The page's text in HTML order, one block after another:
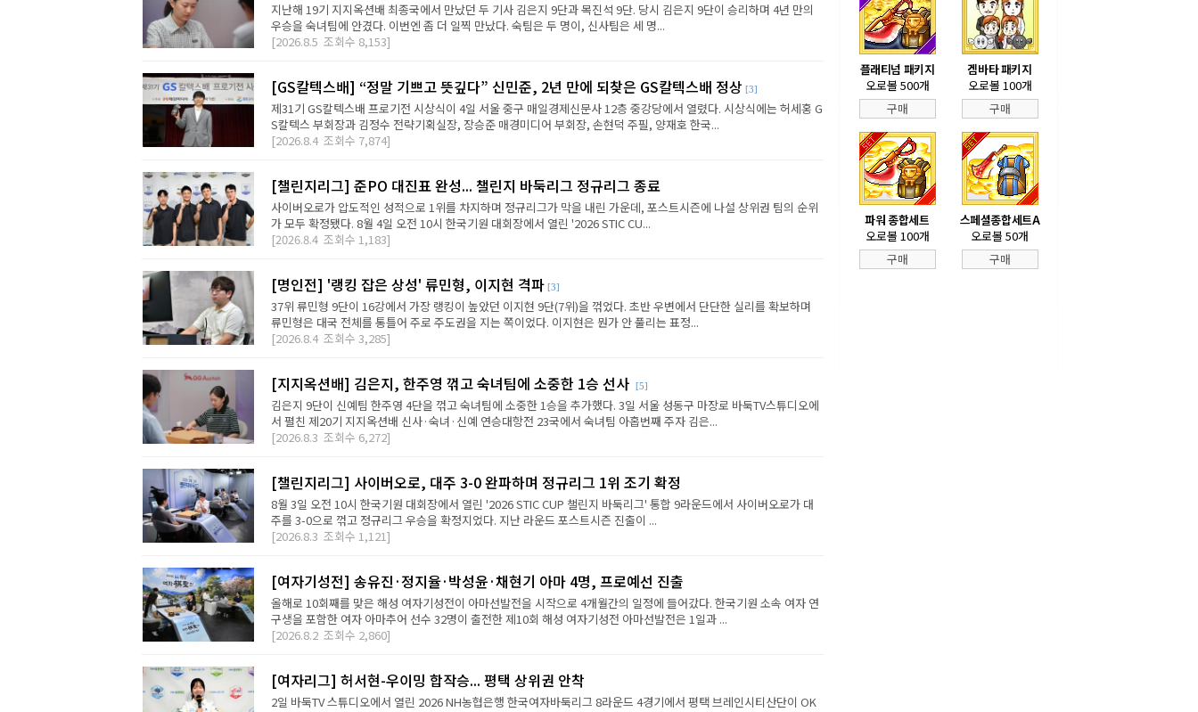
지난해 19기 지지옥션배 최종국에서 만났던 두 기사 김은지 9단과 목진석 9단. 당시 김은지 9단이 승리하며 4년 만의
우승을 숙녀팀에 안겼다. 이번엔 좀 더 일찍 만났다. 숙팀은 두 명이, 신사팀은 세 명...
[2026.8.5 조회수 8,153]
[GS칼텍스배] “정말 기쁘고 뜻깊다” 신민준, 2년 만에 되찾은 GS칼텍스배 정상 [3]
제31기 GS칼텍스배 프로기전 시상식이 4일 서울 중구 매일경제신문사 12층 중강당에서 열렸다. 시상식에는 허세홍 G
S칼텍스 부회장과 김정수 전략기획실장, 장승준 매경미디어 부회장, 손현덕 주필, 양재호 한국...
[2026.8.4 조회수 7,874]
[챌린지리그] 준PO 대진표 완성... 챌린지 바둑리그 정규리그 종료
사이버오로가 압도적인 성적으로 1위를 차지하며 정규리그가 막을 내린 가운데, 포스트시즌에 나설 상위권 팀의 순위
가 모두 확정됐다. 8월 4일 오전 10시 한국기원 대회장에서 열린 '2026 STIC CU...
[2026.8.4 조회수 1,183]
[명인전] '랭킹 잡은 상성' 류민형, 이지현 격파 [3]
37위 류민형 9단이 16강에서 가장 랭킹이 높았던 이지현 9단(7위)을 꺾었다. 초반 우변에서 단단한 실리를 확보하며
류민형은 대국 전체를 통틀어 주로 주도권을 지는 쪽이었다. 이지현은 뭔가 안 풀리는 표정...
[2026.8.4 조회수 3,285]
[지지옥션배] 김은지, 한주영 꺾고 숙녀팀에 소중한 1승 선사 [5]
김은지 9단이 신예팀 한주영 4단을 꺾고 숙녀팀에 소중한 1승을 추가했다. 3일 서울 성동구 마장로 바둑TV스튜디오에
서 펼친 제20기 지지옥션배 신사·숙녀·신예 연승대항전 23국에서 숙녀팀 아홉번째 주자 김은...
[2026.8.3 조회수 6,272]
[챌린지리그] 사이버오로, 대주 3-0 완파하며 정규리그 1위 조기 확정
8월 3일 오전 10시 한국기원 대회장에서 열린 '2026 STIC CUP 챌린지 바둑리그' 통합 9라운드에서 사이버오로가 대
주를 3-0으로 꺾고 정규리그 우승을 확정지었다. 지난 라운드 포스트시즌 진출이 ...
[2026.8.3 조회수 1,121]
[여자기성전] 송유진·정지율·박성윤·채현기 아마 4명, 프로예선 진출
올해로 10회째를 맞은 해성 여자기성전이 아마선발전을 시작으로 4개월간의 일정에 들어갔다. 한국기원 소속 여자 연
구생을 포함한 여자 아마추어 선수 32명이 출전한 제10회 해성 여자기성전 아마선발전은 1일과 ...
[2026.8.2 조회수 2,860]
[여자리그] 허서현-우이밍 합작승... 평택 상위권 안착
2일 바둑TV 스튜디오에서 열린 2026 NH농협은행 한국여자바둑리그 8라운드 4경기에서 평택 브레인시티산단이 OK
플래티넘 패키지
오로볼 500개
구매
겜바타 패키지
오로볼 100개
구매
파워 종합세트
오로볼 100개
구매
스페셜종합세트A
오로볼 50개
구매